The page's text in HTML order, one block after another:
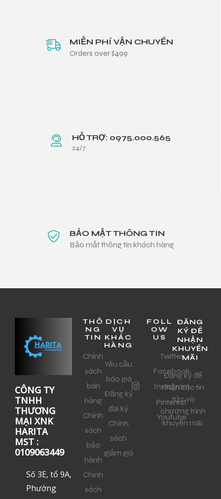
MIỄN PHÍ VẬN CHUYỂN
Orders over $499
HỖ TRỢ: 0975.000.565
24/7
BẢO MẬT THÔNG TIN
Bảo mật thông tin khách hàng
CÔNG TY
TNHH
THƯƠNG
MẠI XNK
HARITA
MST :
0109063449
Số 3E, tổ 9A,
Phường
THÔ
NG
TIN
Chính
sách
bán
hàng
Chính
sách
bảo
hành
Chính
sách
DỊCH
VỤ
KHÁC
HÀNG
Yêu cầu
báo giá
Đăng ký
đại ký
Chính
sách
giảm giá
FOLL
OW
US
Twitter
Facebook
Instagram
Pinterest
Youtube
ĐĂNG
KÝ ĐỂ
NHẬN
KHUYẾN
MÃI
Đăng ký để
nhận các tin
tức và
chương trình
khuyến mại.